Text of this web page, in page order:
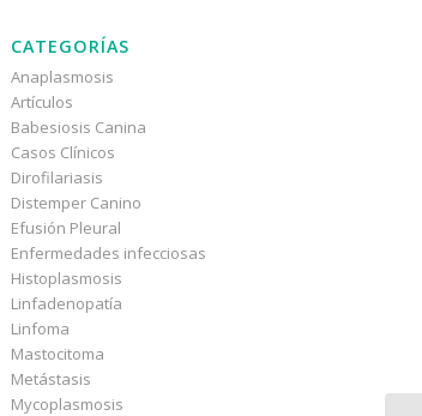
CATEGORÍAS
Anaplasmosis
Artículos
Babesiosis Canina
Casos Clínicos
Dirofilariasis
Distemper Canino
Efusión Pleural
Enfermedades infecciosas
Histoplasmosis
Linfadenopatía
Linfoma
Mastocitoma
Metástasis
Mycoplasmosis